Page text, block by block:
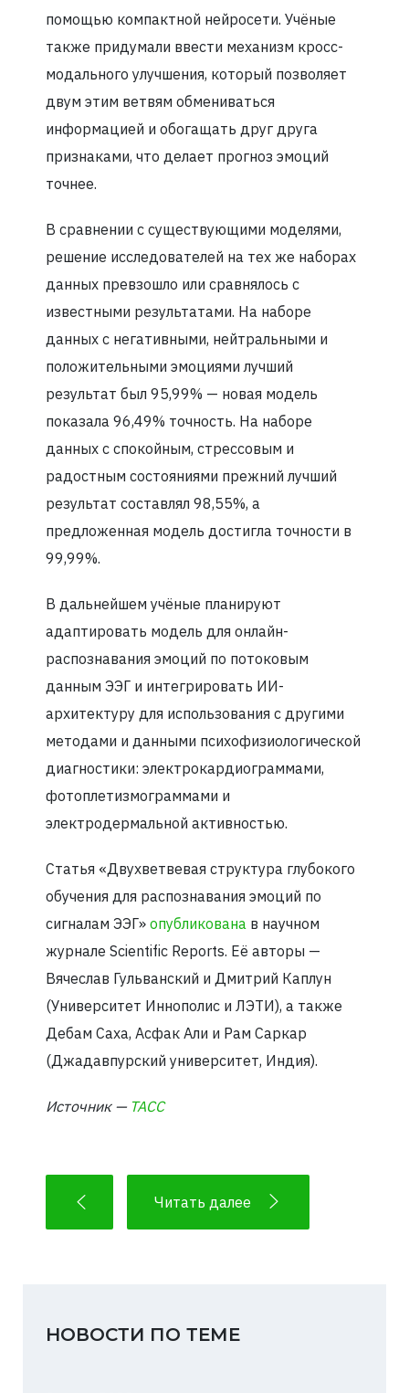
помощью компактной нейросети. Учёные
также придумали ввести механизм кросс-
модального улучшения, который позволяет
двум этим ветвям обмениваться
информацией и обогащать друг друга
признаками, что делает прогноз эмоций
точнее.
В сравнении с существующими моделями,
решение исследователей на тех же наборах
данных превзошло или сравнялось с
известными результатами. На наборе
данных с негативными, нейтральными и
положительными эмоциями лучший
результат был 95,99% — новая модель
показала 96,49% точность. На наборе
данных с спокойным, стрессовым и
радостным состояниями прежний лучший
результат составлял 98,55%, а
предложенная модель достигла точности в
99,99%.
В дальнейшем учёные планируют
адаптировать модель для онлайн-
распознавания эмоций по потоковым
данным ЭЭГ и интегрировать ИИ-
архитектуру для использования с другими
методами и данными психофизиологической
диагностики: электрокардиограммами,
фотоплетизмограммами и
электродермальной активностью.
Статья «Двухветвевая структура глубокого
обучения для распознавания эмоций по
сигналам ЭЭГ» опубликована в научном
журнале Scientific Reports. Её авторы —
Вячеслав Гульванский и Дмитрий Каплун
(Университет Иннополис и ЛЭТИ), а также
Дебам Саха, Асфак Али и Рам Саркар
(Джадавпурский университет, Индия).
Источник — ТАСС
Читать далее
НОВОСТИ ПО ТЕМЕ